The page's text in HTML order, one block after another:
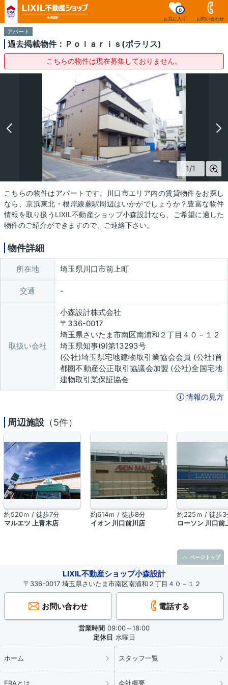
お気に入り
0
お問い合わせ
アパート
過去掲載物件：Ｐｏｌａｒｉｓ(ポラリス)
こちらの物件は現在募集しておりません。
1/1
こちらの物件はアパートです。川口市エリア内の賃貸物件をお探し
なら、京浜東北・根岸線蕨駅周辺はいかがでしょうか？豊富な物件
情報を取り扱うLIXIL不動産ショップ小森設計なら、ご希望に適した
物件のご紹介ができますので、ご連絡下さい。
物件詳細
所在地 埼玉県川口市前上町
交通
取扱い会社
小森設計株式会社
〒336-0017
埼玉県さいたま市南区南浦和２丁目４０－１２
埼玉県知事(9)第13293号
(公社)埼玉県宅地建物取引業協会会員 (公社)首
都圏不動産公正取引協議会加盟 (公社)全国宅地
建物取引業保証協会
情報の見方
周辺施設 （5件）
約520ｍ / 徒歩7分
マルエツ 上青木店
約614ｍ / 徒歩8分
イオン 川口前川店
約225ｍ / 徒歩3
ローソン 川口前
LIXIL不動産ショップ小森設計
〒336-0017 埼玉県さいたま市南区南浦和２丁目４０－１２
お問い合わせ 電話する
営業時間 09:00～18:00
定休日 水曜日
ホーム スタッフ一覧
ERAとは 会社概要
ページトップ